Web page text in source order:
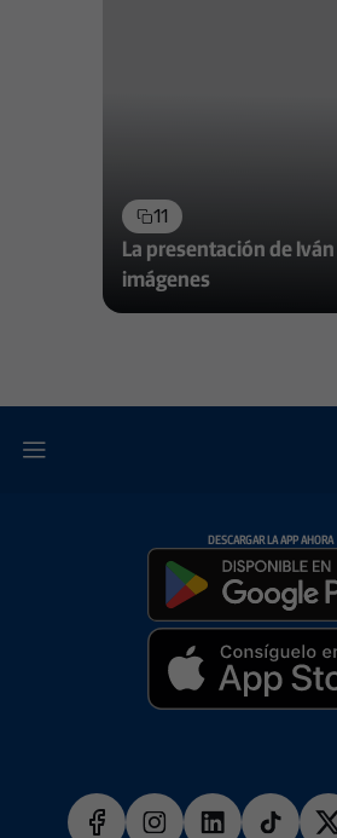
11
La presentación de
imágenes
DESCARGAR LA APP AHORA